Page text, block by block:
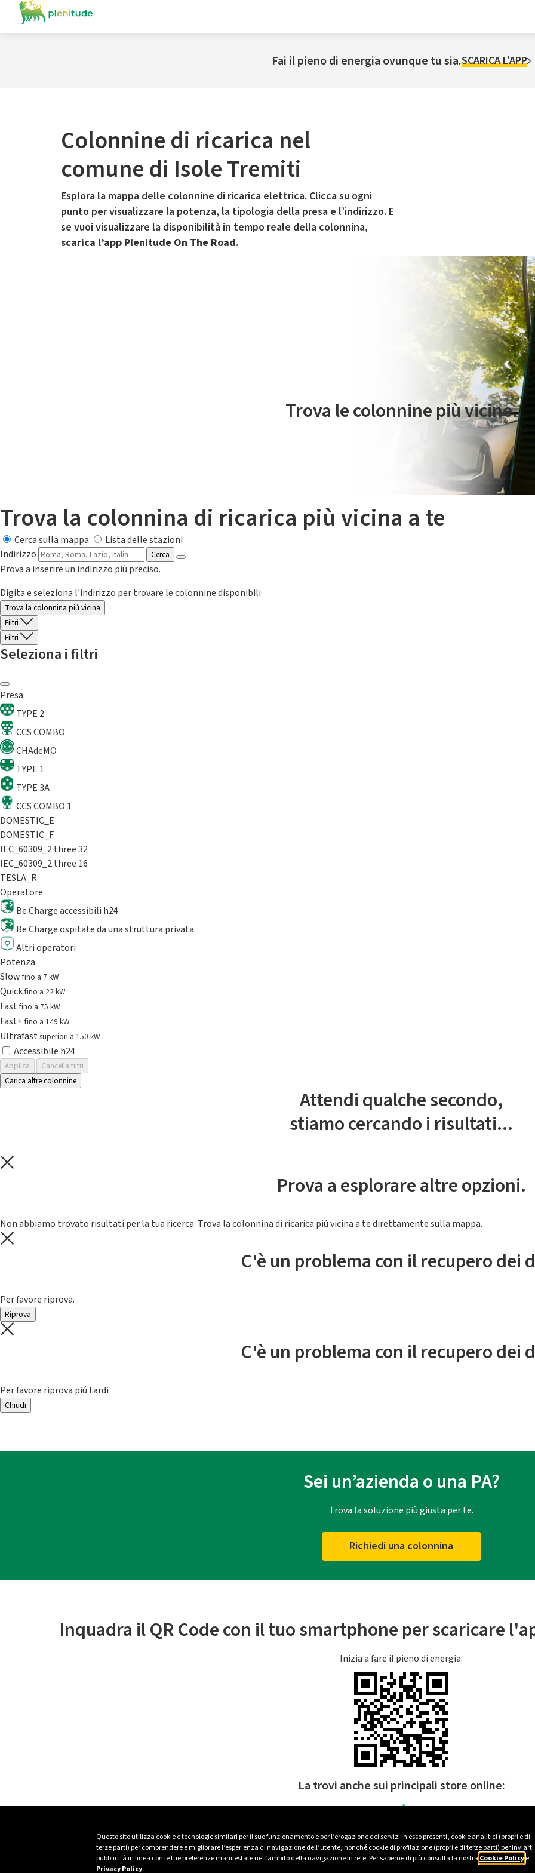
Questo sito utilizza cookie e tecnologie similari per il suo funzionamento e per l’erogazione dei servizi in esso presenti, cookie analitici (propri e di
terze parti) per comprendere e migliorare l’esperienza di navigazione dell’utente, nonché cookie di profilazione (propri e di terze parti) per inviarti
pubblicità in linea con le tue preferenze manifestate nell’ambito della navigazione in rete. Per saperne di più consulta la nostra Cookie Policye
Privacy Policy.
Fai il pieno di energia ovunque tu sia.SCARICA L'APP
Colonnine di ricarica nel
comune di Isole Tremiti
Esplora la mappa delle colonnine di ricarica elettrica. Clicca su ogni
punto per visualizzare la potenza, la tipologia della presa e l’indirizzo. E
se vuoi visualizzare la disponibilità in tempo reale della colonnina,
scarica l’app Plenitude On The Road.
Il servizio di mobilità elettrica è gestito da Plenitude On The Road
Trova le colonnine più vicine.
Trova la colonnina di ricarica più vicina a te
Cerca sulla mappa
Lista delle stazioni
Indirizzo
Cerca
Prova a inserire un indirizzo più preciso.
Digita e seleziona l'indirizzo per trovare le colonnine disponibili
Trova la colonnina piú vicina
Filtri
Filtri
Seleziona i filtri
Presa
TYPE 2
CCS COMBO
CHAdeMO
TYPE 1
TYPE 3A
CCS COMBO 1
DOMESTIC_E
DOMESTIC_F
IEC_60309_2 three 32
IEC_60309_2 three 16
TESLA_R
Operatore
Be Charge accessibili h24
Be Charge ospitate da una struttura privata
Altri operatori
Potenza
Slowfino a 7 kW
Quickfino a 22 kW
Fastfino a 75 kW
Fast+fino a 149 kW
Ultrafast superiori a 150 kW
Accessibile h24
Applica
Cancella filtri
Carica altre colonnine
Attendi qualche secondo,
stiamo cercando i risultati...
Prova a esplorare altre opzioni.
Non abbiamo trovato risultati per la tua ricerca. Trova la colonnina di ricarica piú vicina a te direttamente sulla mappa.
C'è un problema con il recupero dei
Per favore riprova.
Riprova
C'è un problema con il recupero dei
Per favore riprova piú tardi
Chiudi
Sei un’azienda o una PA?
Trova la soluzione più giusta per te.
Richiedi una colonnina
Inquadra il QR Code con il tuo smartphone per scaricare
Inizia a fare il pieno di energia.
La trovi anche sui principali store online: